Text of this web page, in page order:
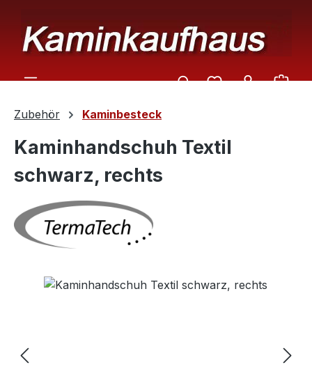
Zubehör Kaminbesteck
Kaminhandschuh Textil
schwarz, rechts
Bildergalerie überspringen